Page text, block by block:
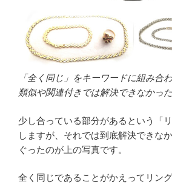
「全く同じ」をキーワードに組み合
類似や関連付きでは解決できなかっ
少し合っている部分があるという「
しますが、それでは到底解決できな
ぐったのが上の写真です。
全く同じであることがかえってリン